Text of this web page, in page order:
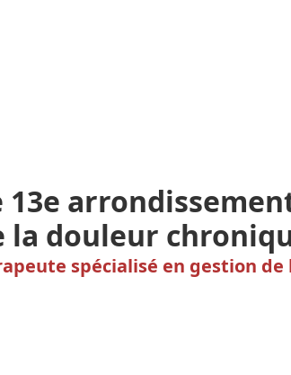
13e
la douleur
spécialisé en gestion de